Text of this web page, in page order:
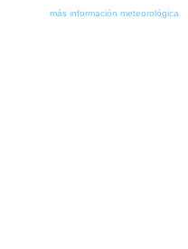
más información meteorológica